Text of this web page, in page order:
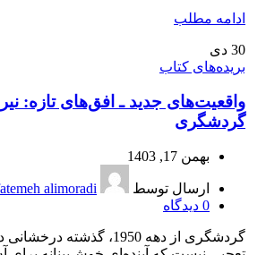
ادامه مطلب
30 دی
بریده‌های کتاب
واقعیت‌های جدید ـ افق‌های تازه:
گردشگری
بهمن 17, 1403
ارسال توسط
alimoradi
0 دیدگاه
گردشگری از دهه 1950،